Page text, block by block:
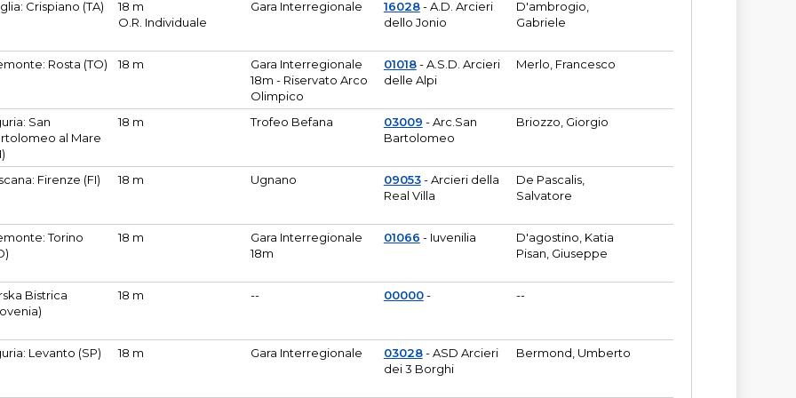
Crispiano (TA)
18 m
O.R. Individuale
Gara Interregionale 16028- A.D. Arcieri
dello Jonio
D'ambrogio,
Gabriele
Rosta (TO) 18 m
Gara Interregionale
18m - Riservato Arco
Olimpico
01018- A.S.D. Arcieri
delle Alpi
Merlo, Francesco
San
al Mare
18 m Trofeo Befana 03009 - Arc.San
Bartolomeo
Briozzo, Giorgio
Firenze (FI) 18 m Ugnano 09053- Arcieri della
Real Villa
De Pascalis,
Salvatore
Torino
18 m
Gara Interregionale
18m
01066 - Iuvenilia
D'agostino, Katia
Pisan, Giuseppe
Bistrica
18 m -- 00000- --
Levanto (SP) 18 m Gara Interregionale 03028- ASD Arcieri
dei 3 Borghi
Bermond, Umberto